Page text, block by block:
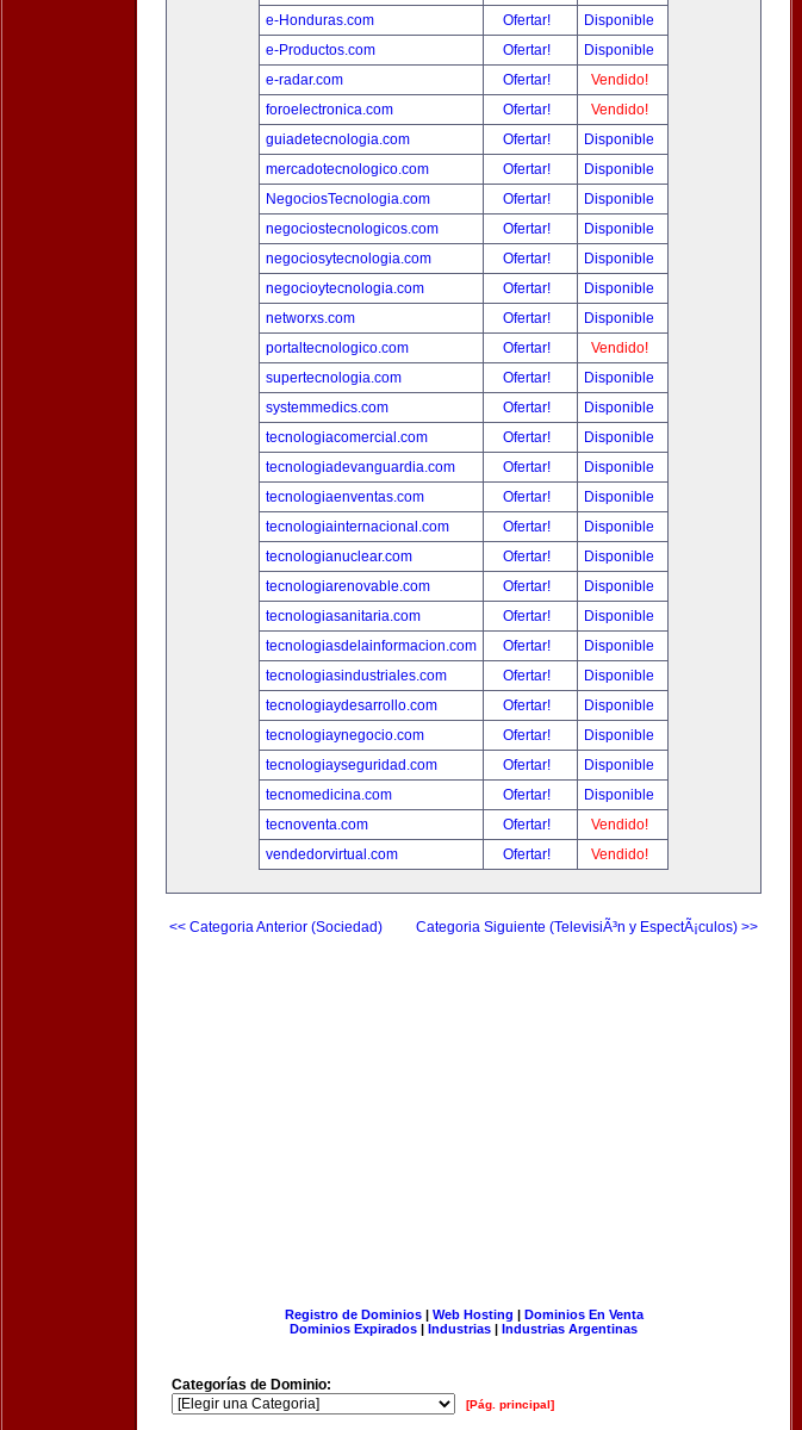
e-Honduras.com
Ofertar!
Disponible
e-Productos.com
Ofertar!
Disponible
e-radar.com
Ofertar!
Vendido!
foroelectronica.com
Ofertar!
Vendido!
guiadetecnologia.com
Ofertar!
Disponible
mercadotecnologico.com
Ofertar!
Disponible
NegociosTecnologia.com
Ofertar!
Disponible
negociostecnologicos.com
Ofertar!
Disponible
negociosytecnologia.com
Ofertar!
Disponible
negocioytecnologia.com
Ofertar!
Disponible
networxs.com
Ofertar!
Disponible
portaltecnologico.com
Ofertar!
Vendido!
supertecnologia.com
Ofertar!
Disponible
systemmedics.com
Ofertar!
Disponible
tecnologiacomercial.com
Ofertar!
Disponible
tecnologiadevanguardia.com
Ofertar!
Disponible
tecnologiaenventas.com
Ofertar!
Disponible
tecnologiainternacional.com
Ofertar!
Disponible
tecnologianuclear.com
Ofertar!
Disponible
tecnologiarenovable.com
Ofertar!
Disponible
tecnologiasanitaria.com
Ofertar!
Disponible
tecnologiasdelainformacion.com
Ofertar!
Disponible
tecnologiasindustriales.com
Ofertar!
Disponible
tecnologiaydesarrollo.com
Ofertar!
Disponible
tecnologiaynegocio.com
Ofertar!
Disponible
tecnologiayseguridad.com
Ofertar!
Disponible
tecnomedicina.com
Ofertar!
Disponible
tecnoventa.com
Ofertar!
Vendido!
vendedorvirtual.com
Ofertar! Vendido!
<< Categoria Anterior (Sociedad) Categoria Siguiente (TelevisiÃ³n y EspectÃ¡culos) >>
Registro de Dominios| Web Hosting | Dominios En Venta
Dominios Expirados | Industrias | Industrias Argentinas
Categorías de Dominio:
[Pág. principal]